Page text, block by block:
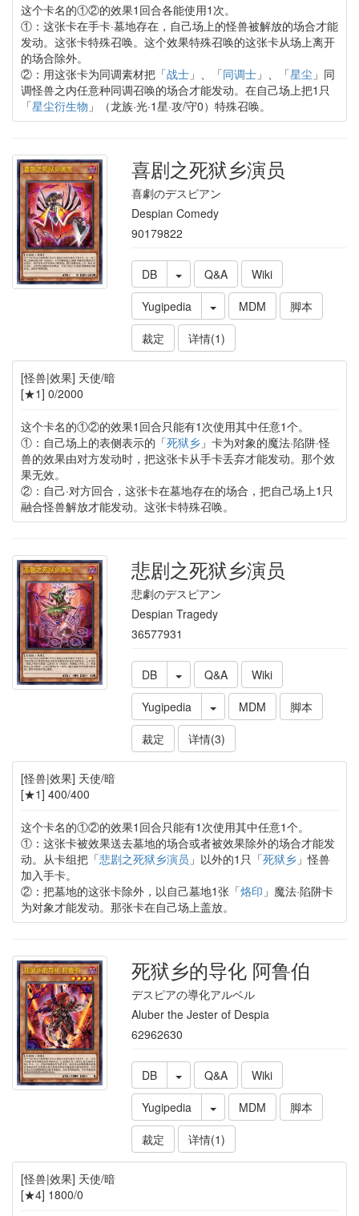
这个卡名的①②的效果1回合各能使用1次。
①：这张卡在手卡·墓地存在，自己场上的怪兽被解放的场合才能
发动。这张卡特殊召唤。这个效果特殊召唤的这张卡从场上离开
的场合除外。
②：用这张卡为同调素材把「战士」、「同调士」、「星尘 」同
调怪兽之内任意种同调召唤的场合才能发动。在自己场上把1只
「星尘衍生物 」（龙族·光·1星·攻/守0）特殊召唤。
喜剧之死狱乡演员
喜劇のデスピアン
Despian Comedy
90179822
DB Q&A
Wiki
Yugipedia
MDM
脚本
裁定
详情(1)
[怪兽|效果] 天使/暗
[★1] 0/2000
这个卡名的①②的效果1回合只能有1次使用其中任意1个。
①：自己场上的表侧表示的「死狱乡」卡为对象的魔法·陷阱·怪
兽的效果由对方发动时，把这张卡从手卡丢弃才能发动。那个效
果无效。
②：自己·对方回合，这张卡在墓地存在的场合，把自己场上1只
融合怪兽解放才能发动。这张卡特殊召唤。
悲剧之死狱乡演员
悲劇のデスピアン
Despian Tragedy
36577931
DB Q&A
Wiki
Yugipedia
MDM
脚本
裁定
详情(3)
[怪兽|效果] 天使/暗
[★1] 400/400
这个卡名的①②的效果1回合只能有1次使用其中任意1个。
①：这张卡被效果送去墓地的场合或者被效果除外的场合才能发
动。从卡组把「悲剧之死狱乡演员 」以外的1只「死狱乡」怪兽
加入手卡。
②：把墓地的这张卡除外，以自己墓地1张「烙印 」魔法·陷阱卡
为对象才能发动。那张卡在自己场上盖放。
死狱乡的导化 阿鲁伯
デスピアの導化アルベル
Aluber the Jester of Despia
62962630
DB Q&A
Wiki
Yugipedia
MDM
脚本
裁定
详情(1)
[怪兽|效果] 天使/暗
[★4] 1800/0